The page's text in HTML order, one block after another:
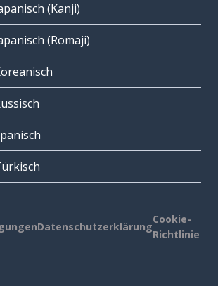
(Kanji)
(Romaji)
Datenschutzerklärung
Cookie-
Richtlinie